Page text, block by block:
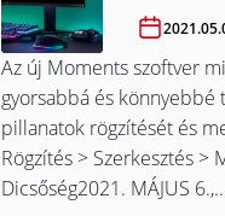
Az új Moments szoftver
gyorsabbá és könnyebbé
pillanatok rögzítését és
Rögzítés > Szerkesztés >
Dicsőség2021. MÁJUS